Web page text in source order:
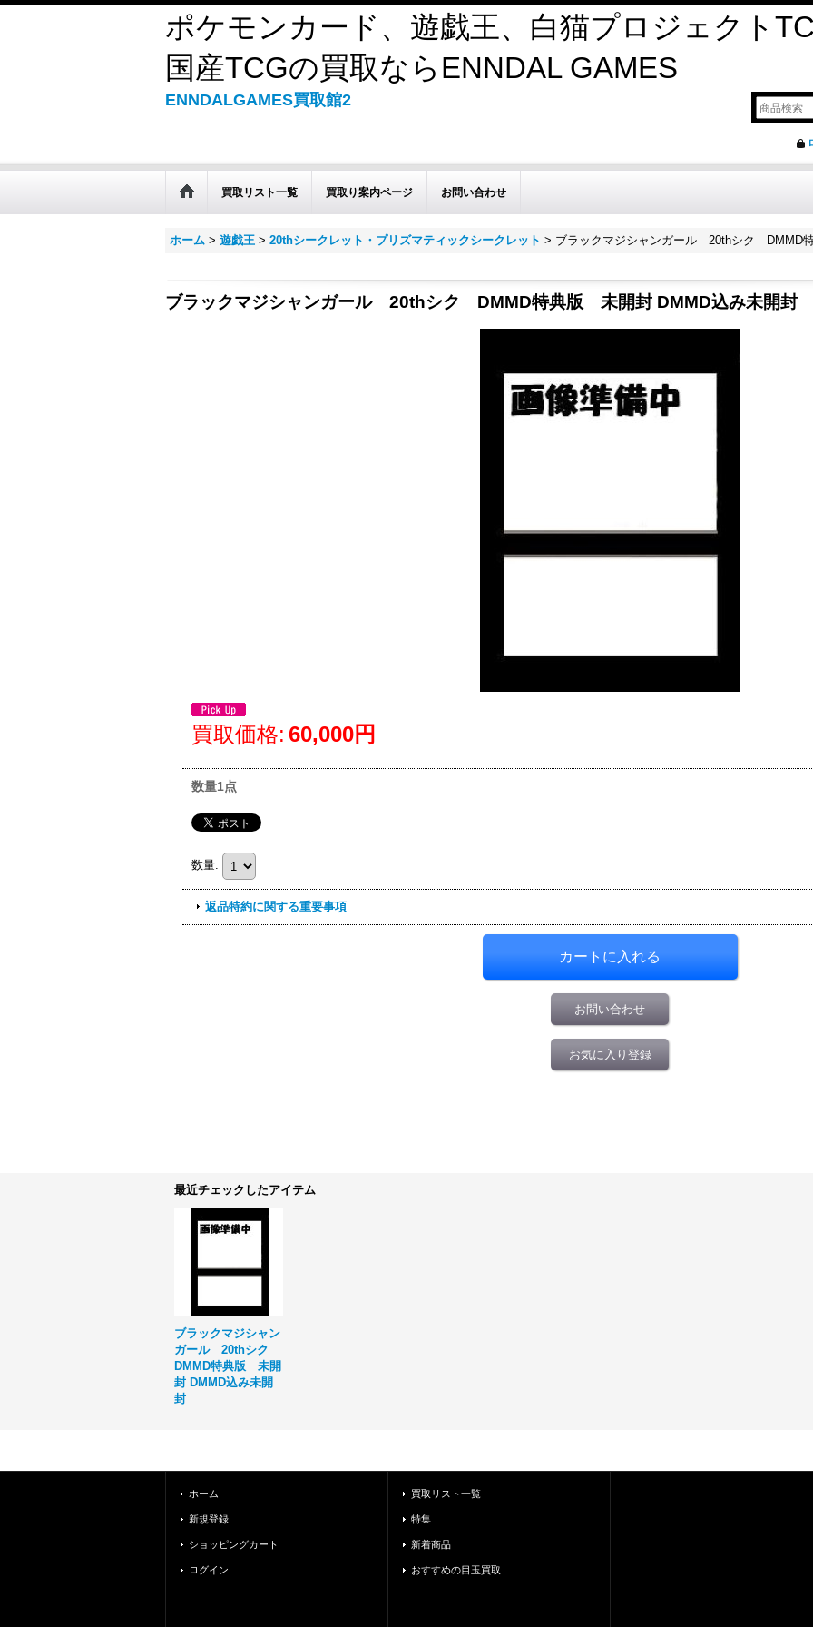
ポケモンカード、遊戯王、白猫プロジェクト
国産TCGの買取ならENNDAL GAMES
ENNDALGAMES買取館2
買取リスト一覧 買取り案内ページ お問い合わせ
ホーム > 遊戯王 > 20thシークレット・プリズマティックシークレット > ブラックマジシャンガール 20thシク DMMD
ブラックマジシャンガール 20thシク DMMD特典版 未開封 DMMD込み未開封
買取価格: 60,000円
数量1点
数量:
返品特約に関する重要事項
お問い合わせ
お気に入り登録
最近チェックしたアイテム
ブラックマジシャン
ガール 20thシク
DMMD特典版 未開
封 DMMD込み未開
封
ホーム
新規登録
ショッピングカート
ログイン
買取リスト一覧
特集
新着商品
おすすめの目玉買取